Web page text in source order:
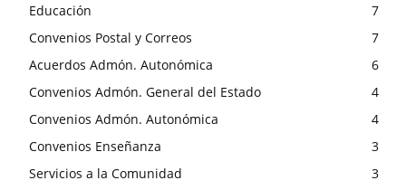
Educación
7
Convenios Postal y Correos
7
Acuerdos Admón. Autonómica
6
Convenios Admón. General del Estado
4
Convenios Admón. Autonómica
4
Convenios Enseñanza
3
Servicios a la Comunidad
3